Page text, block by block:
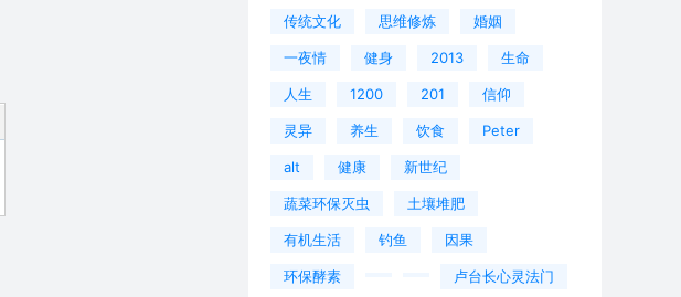
传统文化 思维修炼 婚姻
一夜情 健身 2013 生命
人生 1200 201 信仰
灵异 养生 饮食 Peter
alt 健康 新世纪
蔬菜环保灭虫 土壤堆肥
有机生活 钓鱼 因果
环保酵素 卢台长心灵法门